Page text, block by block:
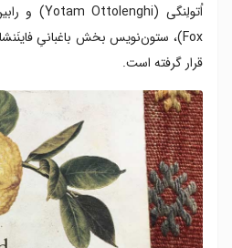
قرار گرفته است.